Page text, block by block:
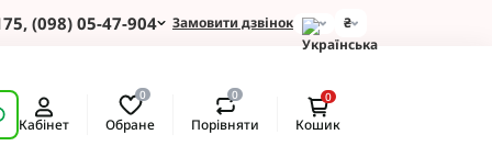
(098) 05-47-904 Замовити дзвінок ₴
Кабінет
0
Обране
0
Порівняти
0
Кошик
Зернових
для Соняшнику
Картоплі